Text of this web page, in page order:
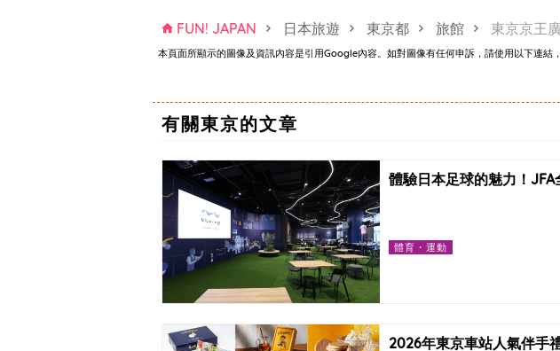
FUN! JAPAN 日本旅遊 東京都 旅館 東京京王
本頁面所顯示的圖像及資訊內容是引用Google內容。如對圖像有任何申訴，請使用以下連結
有關東京的文章
體驗日本足球的魅力！
體育・運動
2026年東京車站人氣伴手